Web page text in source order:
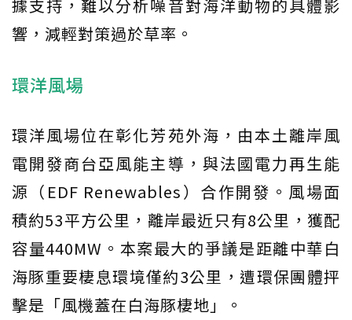
據支持，難以分析噪音對海洋動物的具體影
響，減輕對策過於草率。
環洋風場
環洋風場位在彰化芳苑外海，由本土離岸風
電開發商台亞風能主導，與法國電力再生能
源（EDF Renewables）合作開發。風場面
積約53平方公里，離岸最近只有8公里，獲配
容量440MW。本案最大的爭議是距離中華白
海豚重要棲息環境僅約3公里，遭環保團體抨
擊是「風機蓋在白海豚棲地」。